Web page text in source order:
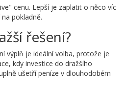
cenu. Lepší je zaplatit o něco víc
pokladně.
řešení?
výplň je ideální volba, protože je
kdy investice do dražšího
ušetří peníze v dlouhodobém